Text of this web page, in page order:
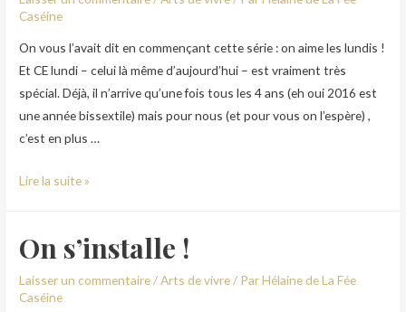
Caséine
On vous l’avait dit en commençant cette série : on aime les lundis !
Et CE lundi – celui là même d’aujourd’hui – est vraiment très
spécial. Déjà, il n’arrive qu’une fois tous les 4 ans (eh oui 2016 est
une année bissextile) mais pour nous (et pour vous on l’espère) ,
c’est en plus …
Lire la suite »
On s’installe !
Laisser un commentaire/Arts de vivre/ ParHélaine de La Fée
Caséine